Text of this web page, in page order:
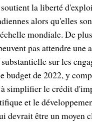
la liberté
alors qu'elles
mondiale. De
pas attendre une
sur les
budget de 2022, y
simplifier le crédit
et le
devrait être un moyen